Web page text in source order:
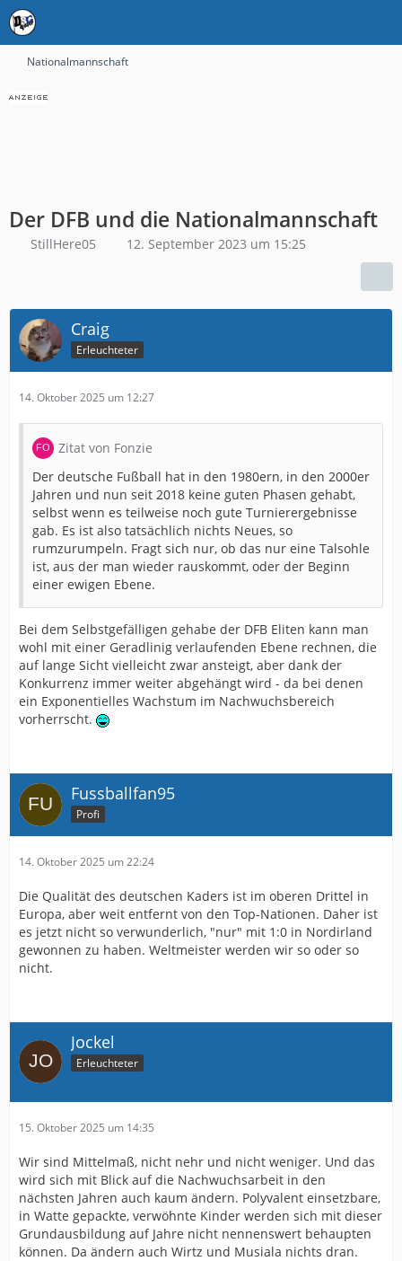
Nationalmannschaft
Der DFB und die Nationalmannschaft
StillHere05 12. September 2023 um 15:25
Craig
Erleuchteter
14. Oktober 2025 um 12:27
Zitat von Fonzie
Der deutsche Fußball hat in den 1980ern, in den 2000er
Jahren und nun seit 2018 keine guten Phasen gehabt,
selbst wenn es teilweise noch gute Turnierergebnisse
gab. Es ist also tatsächlich nichts Neues, so
rumzurumpeln. Fragt sich nur, ob das nur eine Talsohle
ist, aus der man wieder rauskommt, oder der Beginn
einer ewigen Ebene.
Bei dem Selbstgefälligen gehabe der DFB Eliten kann man
wohl mit einer Geradlinig verlaufenden Ebene rechnen, die
auf lange Sicht vielleicht zwar ansteigt, aber dank der
Konkurrenz immer weiter abgehängt wird - da bei denen
ein Exponentielles Wachstum im Nachwuchsbereich
vorherrscht.
Fussballfan95
Profi
14. Oktober 2025 um 22:24
Die Qualität des deutschen Kaders ist im oberen Drittel in
Europa, aber weit entfernt von den Top-Nationen. Daher ist
es jetzt nicht so verwunderlich, "nur" mit 1:0 in Nordirland
gewonnen zu haben. Weltmeister werden wir so oder so
nicht.
Jockel
Erleuchteter
15. Oktober 2025 um 14:35
Wir sind Mittelmaß, nicht nehr und nicht weniger. Und das
wird sich mit Blick auf die Nachwuchsarbeit in den
nächsten Jahren auch kaum ändern. Polyvalent einsetzbare,
in Watte gepackte, verwöhnte Kinder werden sich mit dieser
Grundausbildung auf Jahre nicht nennenswert behaupten
können. Da ändern auch Wirtz und Musiala nichts dran.